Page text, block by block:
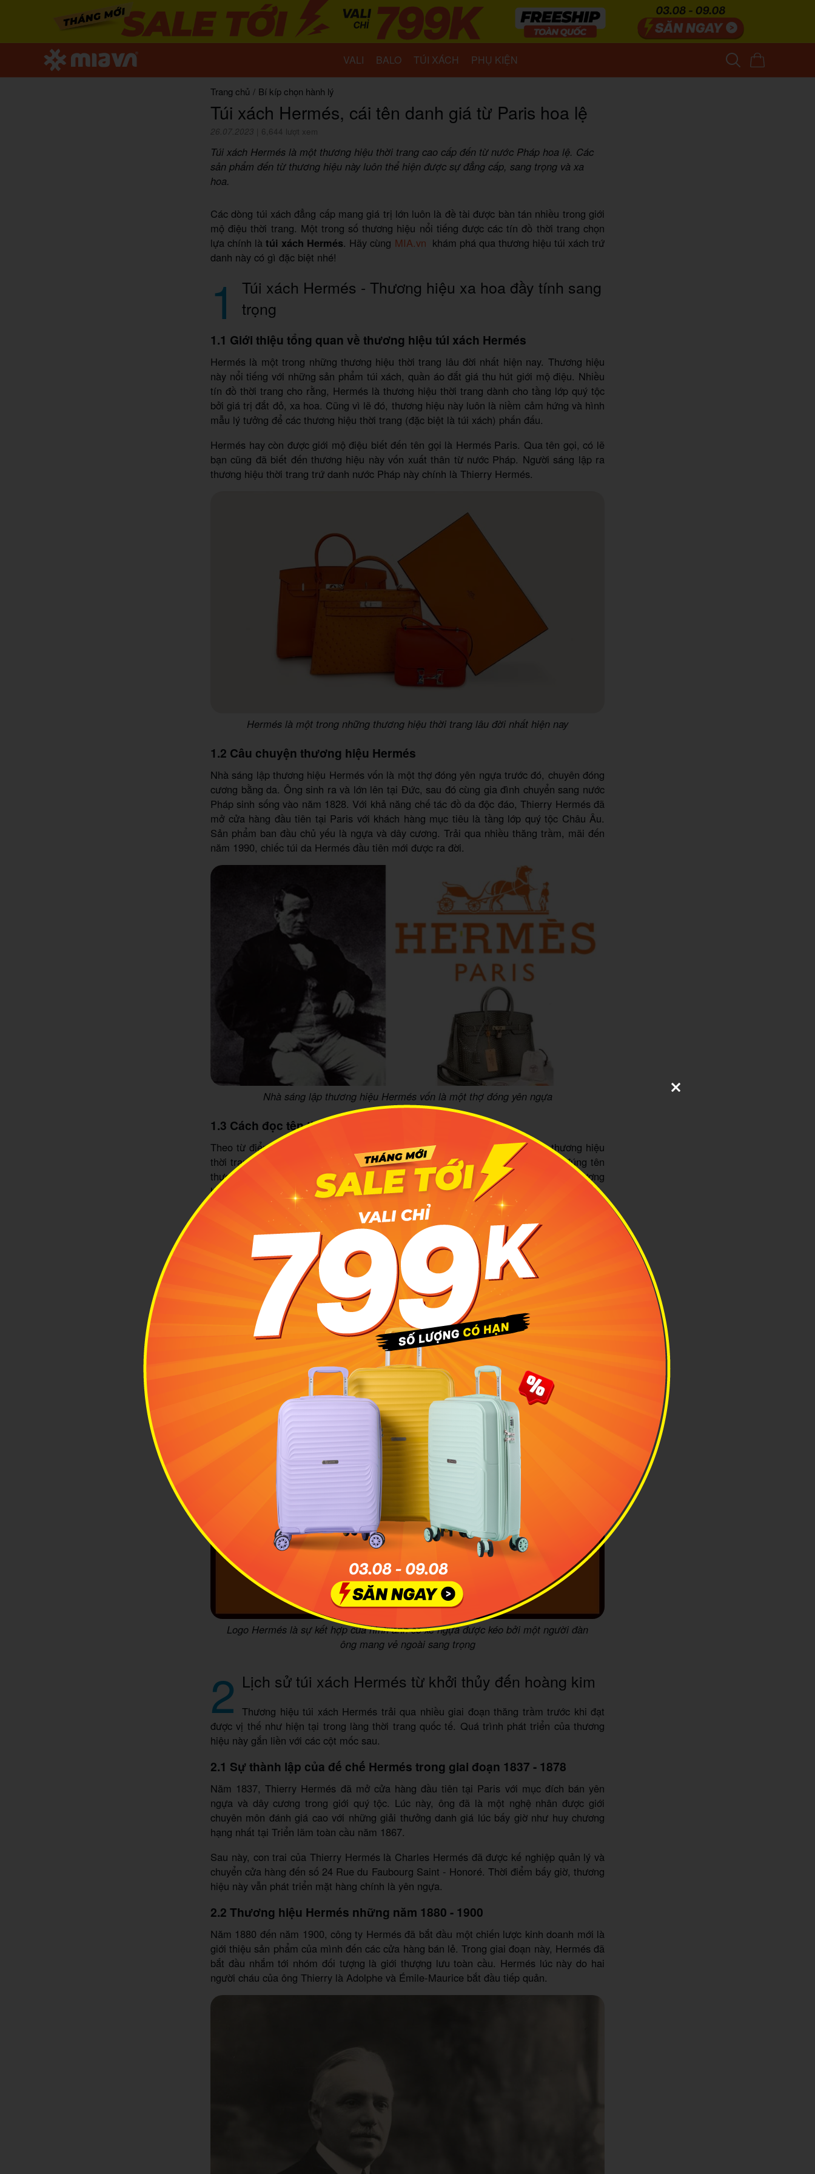
VALI BALO TÚI XÁCH PHỤ KIỆN
Trang chủ / Bí kíp chọn hành lý
Túi xách Hermés, cái tên danh giá từ Paris hoa lệ
26.07.2023 6,644 lượt xem
Túi xách Hermés là một thương hiệu thời trang cao cấp đến từ nước Pháp hoa lệ. Các
sản phẩm đến từ thương hiệu này luôn thể hiện được sự đẳng cấp, sang trọng và xa
hoa.
Các dòng túi xách đẳng cấp mang giá trị lớn luôn là đề tài được bàn tán nhiều trong giới
mộ điệu thời trang. Một trong số thương hiệu nổi tiếng được các tín đồ thời trang chọn
lựa chính là túi xách Hermés. Hãy cùng MIA.vn khám phá qua thương hiệu túi xách trứ
danh này có gì đặc biệt nhé!
1
Túi xách Hermés - Thương hiệu xa hoa đầy tính sang
trọng
1.1 Giới thiệu tổng quan về thương hiệu túi xách Hermés
Hermés là một trong những thương hiệu thời trang lâu đời nhất hiện nay. Thương hiệu
này nổi tiếng với những sản phẩm túi xách, quần áo đắt giá thu hút giới mộ điệu. Nhiều
tín đồ thời trang cho rằng, Hermés là thương hiệu thời trang dành cho tầng lớp quý tộc
bởi giá trị đắt đỏ, xa hoa. Cũng vì lẽ đó, thương hiệu này luôn là niềm cảm hứng và hình
mẫu lý tưởng để các thương hiệu thời trang (đặc biệt là túi xách) phấn đấu.
Hermés hay còn được giới mộ điệu biết đến tên gọi là Hermés Paris. Qua tên gọi, có lẽ
bạn cũng đã biết đến thương hiệu này vốn xuất thân từ nước Pháp. Người sáng lập ra
thương hiệu thời trang trứ danh nước Pháp này chính là Thierry Hermés.
Hermés là một trong những thương hiệu thời trang lâu đời nhất hiện nay
1.2 Câu chuyện thương hiệu Hermés
Nhà sáng lập thương hiệu Hermés vốn là một thợ đóng yên ngựa trước đó, chuyên đóng
cương bằng da. Ông sinh ra và lớn lên tại Đức, sau đó cùng gia đình chuyển sang nước
Pháp sinh sống vào năm 1828. Với khả năng chế tác đồ da độc đáo, Thierry Hermés đã
mở cửa hàng đầu tiên tại Paris với khách hàng mục tiêu là tầng lớp quý tộc Châu Âu.
Sản phẩm ban đầu chủ yếu là ngựa và dây cương. Trải qua nhiều thăng trầm, mãi đến
năm 1990, chiếc túi da Hermés đầu tiên mới được ra đời.
Nhà sáng lập thương hiệu Hermés vốn là một thợ đóng yên ngựa
1.3 Cách đọc tên thương hiệu Hermés
Theo từ điển thông dụng Hermés được phát âm là /her-mess/. Thế nhưng, thương hiệu
thời trang Hermés không được phát âm theo cách thông dụng này. Cách đọc đúng tên
thương hiệu này khá lạ lẫm và khó nhớ. Giới mộ điệu thời trang vẫn thường gọi thương
hiệu này là /air-mez/.
1.4 Ý nghĩa logo của thương hiệu túi xách Hermés
Được ra đời và hoàn thiện vào năm 1950, logo Hermés là sự kết hợp của hình ảnh cổ xe
ngựa được kéo bởi một người đàn ông mang vẻ ngoài sang trọng. Hình ảnh này khiến
bạn dễ liên tưởng đến sự quyền quý và đẳng cấp quý tộc tại Châu Âu.
Bên cạnh đó, logo này còn thể hiện rõ nét ý nghĩa lịch sử của thương hiệu Hermés. Hình
ảnh kéo xe khiến người xem liên tưởng đến sản phẩm đầu tiên của thương hiệu này. Từ
lúc ra đời, Hermés là công ty chuyên sản xuất dây cương và yên ngựa phục vụ giới quý
tộc Châu Âu. Ngoài ra, logo của thương hiệu này còn được cho là thể hiện tư tưởng gìn
giữ và phát huy các giá trị trong quá khứ để kiến tạo tương lai.
Logo Hermés là sự kết hợp của hình ảnh cổ xe ngựa được kéo bởi một người đàn
ông mang vẻ ngoài sang trọng
2 Lịch sử túi xách Hermés từ khởi thủy đến hoàng kim
Thương hiệu túi xách Hermés trải qua nhiều giai đoạn thăng trầm trước khi đạt
được vị thế như hiện tại trong làng thời trang quốc tế. Quá trình phát triển của thương
hiệu này gắn liền với các cột mốc sau.
2.1 Sự thành lập của đế chế Hermés trong giai đoạn 1837 - 1878
Năm 1837, Thierry Hermés đã mở cửa hàng đầu tiên tại Paris với mục đích bán yên
ngựa và dây cương trong giới quý tộc. Lúc này, ông đã là một nghệ nhân được giới
chuyên môn đánh giá cao với những giải thưởng danh giá lúc bấy giờ như huy chương
hạng nhất tại Triển lãm toàn cầu năm 1867.
Sau này, con trai của Thierry Hermés là Charles Hermés đã được kế nghiệp quản lý và
chuyển cửa hàng đến số 24 Rue du Faubourg Saint - Honoré. Thời điểm bấy giờ, thương
hiệu này vẫn phát triển mặt hàng chính là yên ngựa.
2.2 Thương hiệu Hermés những năm 1880 - 1900
Năm 1880 đến năm 1900, công ty Hermés đã bắt đầu một chiến lược kinh doanh mới là
giới thiệu sản phẩm của mình đến các cửa hàng bán lẻ. Trong giai đoạn này, Hermés đã
bắt đầu nhắm tới nhóm đối tượng là giới thượng lưu toàn cầu. Hermés lúc này do hai
người cháu của ông Thierry là Adolphe và Émile-Maurice bắt đầu tiếp quản.